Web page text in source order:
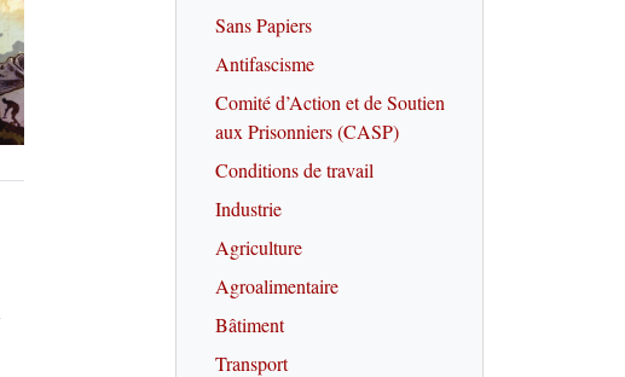
Sans Papiers
Antifascisme
Comité d’Action et de Soutien
aux Prisonniers (CASP)
Conditions de travail
Industrie
Agriculture
Agroalimentaire
Bâtiment
Transport